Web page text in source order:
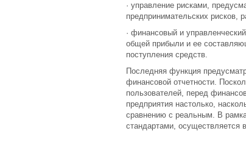
· управление рисками,
предпринимательских рисков,
· финансовый и
общей прибыли и ее
поступления средств.
Последняя функция
финансовой отчетности.
пользователей, перед
предприятия настолько,
сравнению с реальным. В
стандартами, осуществляется